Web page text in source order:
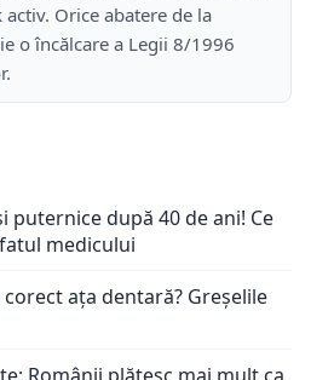
Orice abatere de la
o încălcare a Legii 8/1996
puternice după 40 de ani! Ce
medicului
ața dentară? Greșelile